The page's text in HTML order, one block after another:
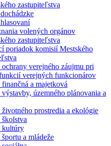
zastupiteľstva
volených orgánov
zastupiteľstva
poriadok komisií Mestského
verejného záujmu pri
verejných funkcionárov
a majetková
územného plánovania a
prostredia a ekológie
kultúry
a mládeže